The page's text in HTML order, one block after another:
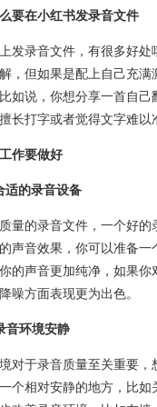
要在小红书发录音文件
发录音文件，有很多好
，但如果是配上自己充
如说，你想分享一首自
长打字或者觉得文字难
作要做好
适的录音设备
量的录音文件，一个好
声音效果，你可以准备
的声音更加纯净，如果
噪方面表现更为出色。
音环境安静
对于录音质量至关重要
个相对安静的地方，比